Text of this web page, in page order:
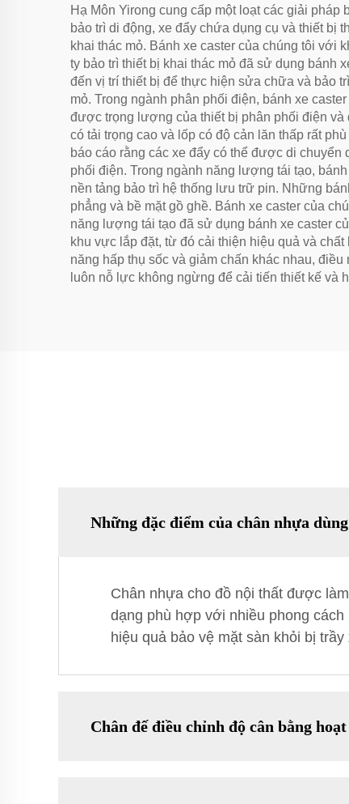
Hạ Môn Yirong cung cấp một loạt các giải
bảo trì di động, xe đẩy chứa dụng cụ và thiết bị
khai thác mỏ. Bánh xe caster của chúng tôi với
ty bảo trì thiết bị khai thác mỏ đã sử dụng bánh
đến vị trí thiết bị để thực hiện sửa chữa và bảo
mỏ. Trong ngành phân phối điện, bánh xe
được trọng lượng của thiết bị phân phối điện và
có tải trọng cao và lốp có độ cản lăn thấp rất
báo cáo rằng các xe đẩy có thể được di
phối điện. Trong ngành năng lượng tái tạo,
nền tảng bảo trì hệ thống lưu trữ pin. Những
phẳng và bề mặt gồ ghề. Bánh xe caster của
năng lượng tái tạo đã sử dụng bánh xe caster
khu vực lắp đặt, từ đó cải thiện hiệu quả và
năng hấp thụ sốc và giảm chấn khác nhau,
luôn nỗ lực không ngừng để cải tiến thiết kế và
Những đặc điểm của chân nhựa
Chân nhựa cho đồ nội thất được
dạng phù hợp với nhiều phong
hiệu quả bảo vệ mặt sàn khỏi bị
Chân đế điều chỉnh độ cân bằng